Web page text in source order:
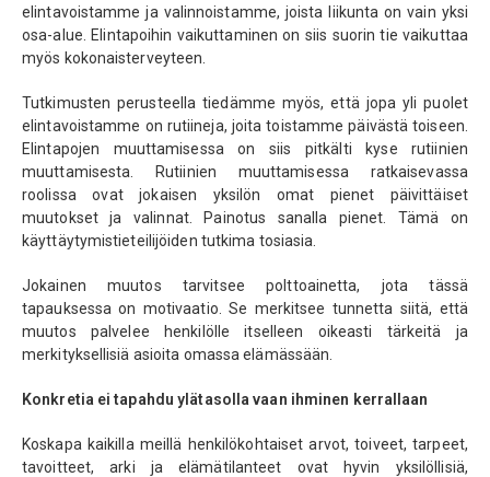
elintavoistamme ja valinnoistamme, joista liikunta on vain yksi
osa-alue. Elintapoihin vaikuttaminen on siis suorin tie vaikuttaa
myös kokonaisterveyteen.
Tutkimusten perusteella tiedämme myös, että jopa yli puolet
elintavoistamme on rutiineja, joita toistamme päivästä toiseen.
Elintapojen muuttamisessa on siis pitkälti kyse rutiinien
muuttamisesta. Rutiinien muuttamisessa ratkaisevassa
roolissa ovat jokaisen yksilön omat pienet päivittäiset
muutokset ja valinnat. Painotus sanalla pienet. Tämä on
käyttäytymistieteilijöiden tutkima tosiasia.
Jokainen muutos tarvitsee polttoainetta, jota tässä
tapauksessa on motivaatio. Se merkitsee tunnetta siitä, että
muutos palvelee henkilölle itselleen oikeasti tärkeitä ja
merkityksellisiä asioita omassa elämässään.
Konkretia ei tapahdu ylätasolla vaan ihminen kerrallaan
Koskapa kaikilla meillä henkilökohtaiset arvot, toiveet, tarpeet,
tavoitteet, arki ja elämätilanteet ovat hyvin yksilöllisiä,